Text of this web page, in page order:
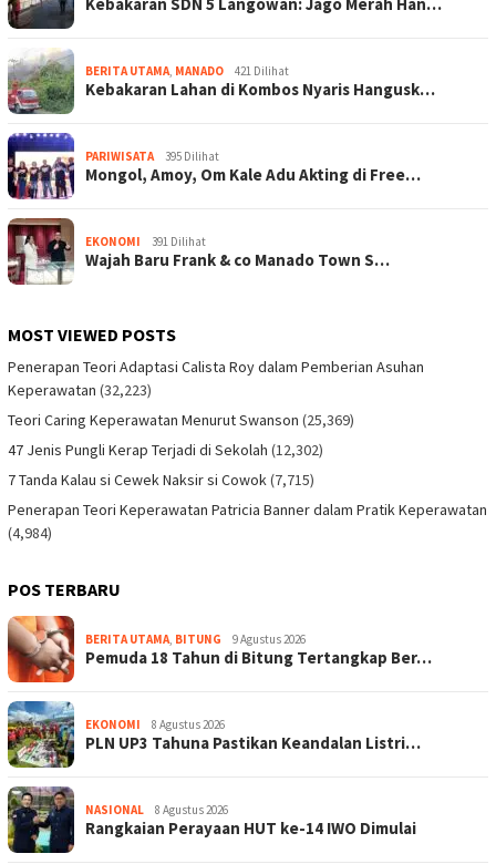
BERITA UTAMA MANADO 421 Dilihat
Kebakaran Lahan di Kombos Nyaris Hangusk…
PARIWISATA 395 Dilihat
Mongol, Amoy, Om Kale Adu Akting di Free…
EKONOMI 391 Dilihat
Wajah Baru Frank & co Manado Town S…
MOST VIEWED POSTS
Penerapan Teori Adaptasi Calista Roy dalam Pemberian Asuhan
Keperawatan (32,223)
Teori Caring Keperawatan Menurut Swanson (25,369)
47 Jenis Pungli Kerap Terjadi di Sekolah (12,302)
7 Tanda Kalau si Cewek Naksir si Cowok(7,715)
Penerapan Teori Keperawatan Patricia Banner dalam Pratik Keperawatan
(4,984)
POS TERBARU
BERITA UTAMA BITUNG 9 Agustus 2026
Pemuda 18 Tahun di Bitung Tertangkap Ber…
EKONOMI 8 Agustus 2026
PLN UP3 Tahuna Pastikan Keandalan Listri…
NASIONAL 8 Agustus 2026
Rangkaian Perayaan HUT ke-14 IWO Dimulai